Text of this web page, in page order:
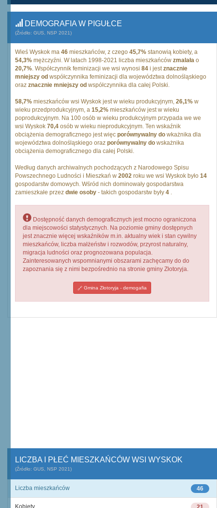
DEMOGRAFIA W PIGUŁCE
(Źródło: GUS, NSP 2021)
Wieś Wyskok ma 46 mieszkańców, z czego 45,7% stanowią kobiety, a
54,3% mężczyźni. W latach 1998-2021 liczba mieszkańców zmalała o
20,7%. Współczynnik feminizacji we wsi wynosi 84 i jestznacznie
mniejszy od współczynnika feminizacji dla województwa dolnośląskiego
oraz znacznie mniejszy od współczynnika dla całej Polski.
58,7% mieszkańców wsi Wyskok jest w wieku produkcyjnym, 26,1% w
wieku przedprodukcyjnym, a 15,2% mieszkańców jest w wieku
poprodukcyjnym. Na 100 osób w wieku produkcyjnym przypada we we
wsi Wyskok 70,4 osób w wieku nieprodukcyjnym. Ten wskaźnik
obciążenia demograficznego jest więc porównywalny do wkażnika dla
województwa dolnośląskiego oraz porównywalny do wskażnika
obciążenia demograficznego dla całej Polski.
Według danych archiwalnych pochodzących z Narodowego Spisu
Powszechnego Ludności i Mieszkań w 2002 roku we wsi Wyskok było 14
gospodarstw domowych. Wśród nich dominowały gospodarstwa
zamieszkałe przez dwie osoby - takich gospodarstw były 4 .
Dostępność danych demograficznych jest mocno ograniczona
dla miejscowości statystycznych. Na poziomie gminy dostępnych
jest znacznie więcej wskaźników m.in. aktualny wiek i stan cywilny
mieszkańców, liczba małżeństw i rozwodów, przyrost naturalny,
migracja ludności oraz prognozowana populacja.
Zainteresowanych wspomnianymi obszarami zachęcamy do do
zapoznania się z nimi bezpośrednio na stronie gminy Złotoryja.
Gmina Złotoryja - demogafia
LICZBA I PŁEĆ MIESZKAŃCÓW WSI WYSKOK
(Źródło: GUS, NSP 2021)
46
Liczba mieszkańców
Kobiety